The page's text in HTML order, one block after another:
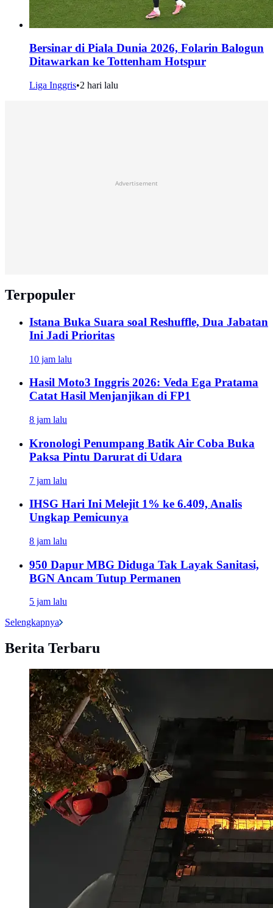
Bersinar di Piala Dunia 2026, Folarin Balogun
Ditawarkan ke Tottenham Hotspur
Liga Inggris•2 hari lalu
Advertisement
Terpopuler
Istana Buka Suara soal Reshuffle, Dua Jabatan
Ini Jadi Prioritas
10 jam lalu
Hasil Moto3 Inggris 2026: Veda Ega Pratama
Catat Hasil Menjanjikan di FP1
8 jam lalu
Kronologi Penumpang Batik Air Coba Buka
Paksa Pintu Darurat di Udara
7 jam lalu
IHSG Hari Ini Melejit 1% ke 6.409, Analis
Ungkap Pemicunya
8 jam lalu
950 Dapur MBG Diduga Tak Layak Sanitasi,
BGN Ancam Tutup Permanen
5 jam lalu
Selengkapnya
Berita Terbaru